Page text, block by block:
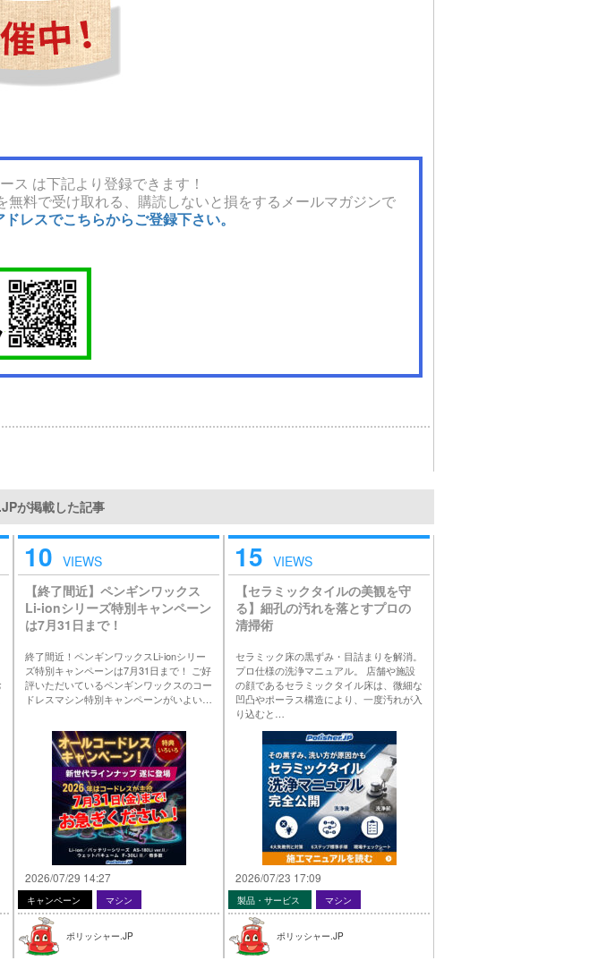
ス は下記より登録できます！
料で受け取れる、購読しないと損をするメールマガジンで
レスでこちらからご登録下さい。
が掲載した記事
10 VIEWS
【終了間近】ペンギンワックス
Li-ionシリーズ特別キャンペーン
は7月31日まで！
終了間近！ペンギンワックスLi-ionシリー
ズ特別キャンペーンは7月31日まで！ ご好
評いただいているペンギンワックスのコー
ドレスマシン特別キャンペーンがいよい…
2026/07/29 14:27
キャンペーン マシン
ポリッシャー.JP
15 VIEWS
【セラミックタイルの美観を守
る】細孔の汚れを落とすプロの
清掃術
セラミック床の黒ずみ・目詰まりを解消。
プロ仕様の洗浄マニュアル。 店舗や施設
の顔であるセラミックタイル床は、微細な
凹凸やポーラス構造により、一度汚れが入
り込むと…
2026/07/23 17:09
製品・サービス マシン
ポリッシャー.JP